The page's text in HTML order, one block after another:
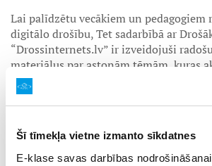
Šī tīmekļa vietne izmanto sīkdatnes
E-klase savas darbības
Lai palīdzētu vecākiem un pedagogiem
digitālo drošību, Tet sadarbībā ar
“Drossinternets.lv” ir izveidojuši
materiālus par astoņām tēmām, kuras
vecu bērnu vidū: sākot no izpratnes,
un vai viss virtuālajā vidē redzētais ir
interneta izmantošanai. Visas šīs
izglītojošajā raidījumā bērniem “Ričijs
kur par drošību internetā ar bērniem
iemīļotais lācēns Ričijs Rū.